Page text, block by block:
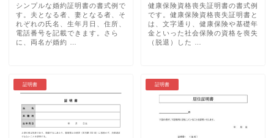
シンプルな婚約証明書の書式例で
す。夫となる者、妻となる者、そ
れぞれの氏名、生年月日、住所、
電話番号を記載できます。さら
に、両名が婚約 …
健康保険資格喪失証明書の書式例
です。健康保険資格喪失証明書と
は、文字通り、健康保険や基礎年
金といった社会保険の資格を喪失
（脱退）した …
証明書 証明書